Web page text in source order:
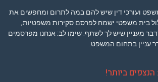
ועורכי דין שיש להם במה לתרום ומחפשים את
בית משפטי ישמח לפרסם סקירות משפטיות,
דבר מעניין שיש לך לשתף. שימו לב: אנחנו מפרסמים
עניין בתחום המשפט.
ביותר!